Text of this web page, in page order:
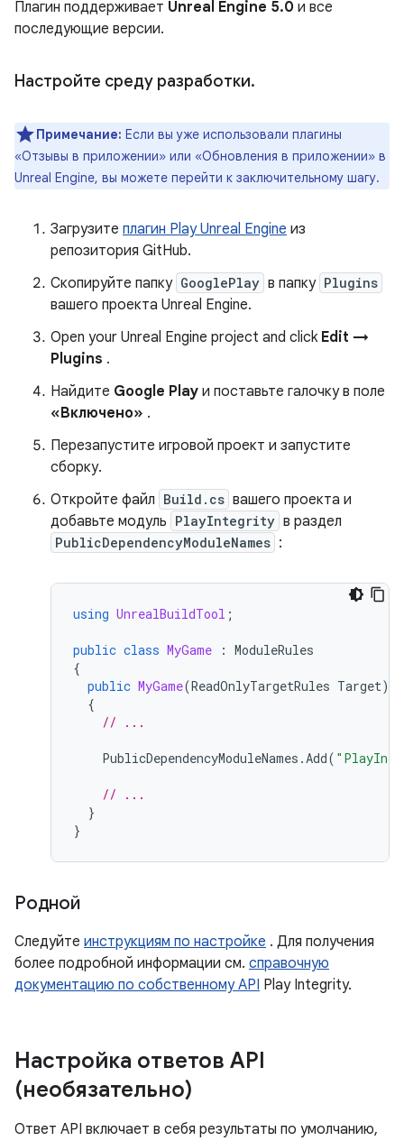
Плагин поддерживает Unreal Engine 5.0 и все
последующие версии.
Настройте среду разработки.
Примечание: Если вы уже использовали плагины
«Отзывы в приложении» или «Обновления в приложении» в
Unreal Engine, вы можете перейти к заключительному шагу.
Загрузите плагин Play Unreal Engine из
репозитория GitHub.
Скопируйте папку GooglePlay в папку Plugins
вашего проекта Unreal Engine.
Open your Unreal Engine project and click Edit →
Plugins .
Найдите Google Play и поставьте галочку в поле
«Включено» .
Перезапустите игровой проект и запустите
сборку.
Откройте файл Build.cs вашего проекта и
добавьте модуль PlayIntegrity в раздел
PublicDependencyModuleNames :
using UnrealBuildTool ;
public class MyGame : ModuleRules
{
public MyGame(ReadOnlyTargetRules Target)
{
// ...
PublicDependencyModuleNames .Add(
// ...
}
}
Родной
Следуйте инструкциям по настройке . Для получения
более подробной информации см. справочную
документацию по собственному API Play Integrity.
Настройка ответов API
(необязательно)
Ответ API включает в себя результаты по умолчанию,